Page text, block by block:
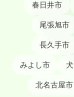
春日井市
尾張旭市
長久手市
みよし市
北名古屋市